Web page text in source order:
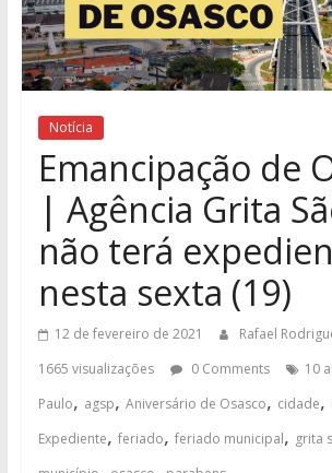
Notícia
Emancipação de
| Agência Grita
não terá
nesta sexta (19)
12 de fevereiro de 2021
Rafael
1665 visualizações
0 Comments
10
Paulo, agsp, Aniversário de Osasco, cidade,
Expediente, feriado, feriado municipal, grita